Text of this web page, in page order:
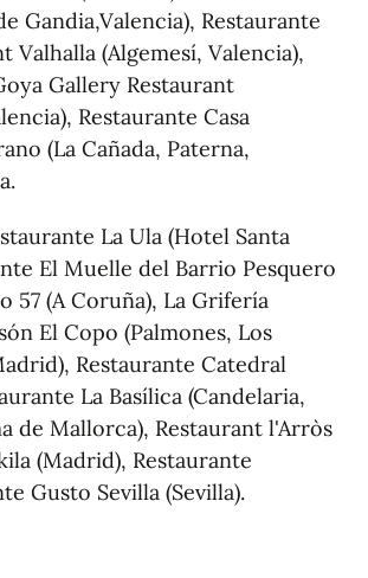
Gandia,Valencia), Restaurante
Valhalla (Algemesí, Valencia),
Gallery Restaurant
Restaurante Casa
(La Cañada, Paterna,
La Ula (Hotel Santa
El Muelle del Barrio Pesquero
57 (A Coruña), La Grifería
El Copo (Palmones, Los
Restaurante Catedral
La Basílica (Candelaria,
de Mallorca), Restaurant l'Arròs
(Madrid), Restaurante
Gusto Sevilla (Sevilla).